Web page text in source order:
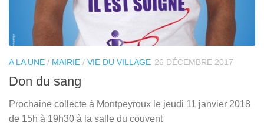
A LA UNE / MAIRIE / VIE DU VILLAGE 26 DÉCEMBRE 2017
Don du sang
Prochaine collecte à Montpeyroux le jeudi 11 janvier 2018
de 15h à 19h30 à la salle du couvent